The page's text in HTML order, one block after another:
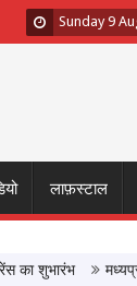
Sunday 9
लाफ़स्टाल
मध्यप्रदेश में